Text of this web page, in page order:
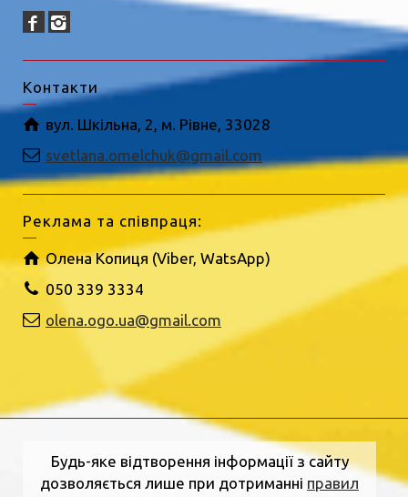
Контакти
вул. Шкільна, 2, м. Рівне, 33028
svetlana.omelchuk@gmail.com
Реклама та співпраця:
Олена Копиця (Viber, WatsApp)
050 339 3334
olena.ogo.ua@gmail.com
Будь-яке відтворення інформації з сайту
дозволяється лише при дотриманні правил